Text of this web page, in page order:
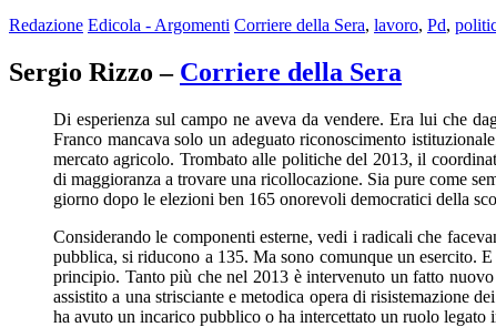
Redazione Edicola - Argomenti Corriere della Sera, lavoro, Pd,
Sergio Rizzo – Corriere della Sera
Di esperienza sul campo ne aveva da vendere. Era lui che
Franco mancava solo un adeguato riconoscimento
mercato agricolo. Trombato alle politiche del 2013, il
di maggioranza a trovare una ricollocazione. Sia pure come
giorno dopo le elezioni ben 165 onorevoli democratici della
Considerando le componenti esterne, vedi i radicali che
pubblica, si riducono a 135. Ma sono comunque un esercito.
principio. Tanto più che nel 2013 è intervenuto un fatto
assistito a una strisciante e metodica opera di risistemazione
ha avuto un incarico pubblico o ha intercettato un ruolo legato